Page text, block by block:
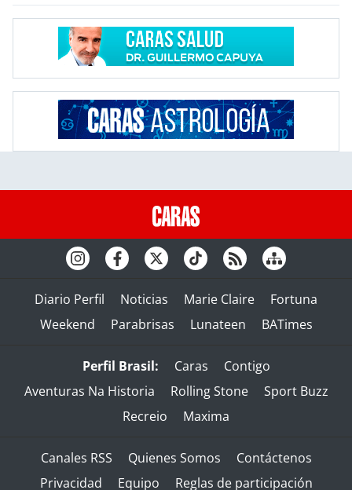
Diario Perfil Noticias Marie Claire
Fortuna
Weekend
Parabrisas Lunateen BATimes
Perfil Brasil: Caras
Contigo
Aventuras Na Historia
Rolling Stone
Sport Buzz
Recreio
Maxima
Canales RSS Quienes Somos
Contáctenos
Privacidad
Equipo Reglas de participación